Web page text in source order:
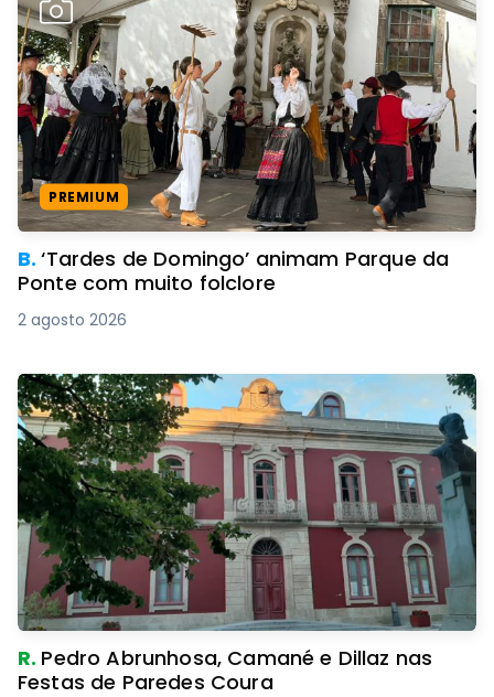
PREMIUM
B.‘Tardes de Domingo’ animam Parque da
Ponte com muito folclore
2 agosto 2026
R. Pedro Abrunhosa, Camané e Dillaz nas
Festas de Paredes Coura